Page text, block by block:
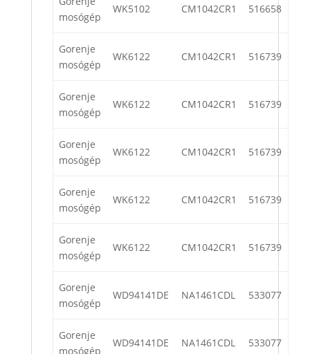
mosógép
WK5102 CM1042CR1 516658
Gorenje
mosógép
WK6122 CM1042CR1 516739
Gorenje
mosógép
WK6122 CM1042CR1 516739
Gorenje
mosógép
WK6122 CM1042CR1 516739
Gorenje
mosógép
WK6122 CM1042CR1 516739
Gorenje
mosógép
WK6122 CM1042CR1 516739
Gorenje
mosógép
WD94141DE NA1461CDL 533077
Gorenje
mosógép
WD94141DE NA1461CDL 533077